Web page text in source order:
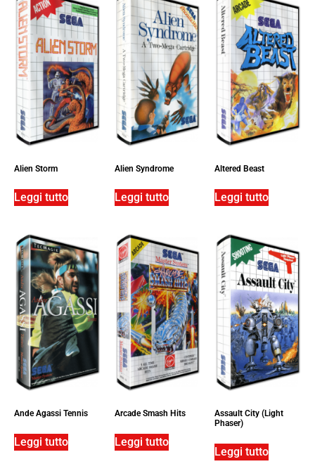
Alien Storm
Leggi tutto
Alien Syndrome
Leggi tutto
Altered Beast
Leggi tutto
Ande Agassi Tennis
Leggi tutto
Arcade Smash Hits
Leggi tutto
Assault City (Light
Phaser)
Leggi tutto